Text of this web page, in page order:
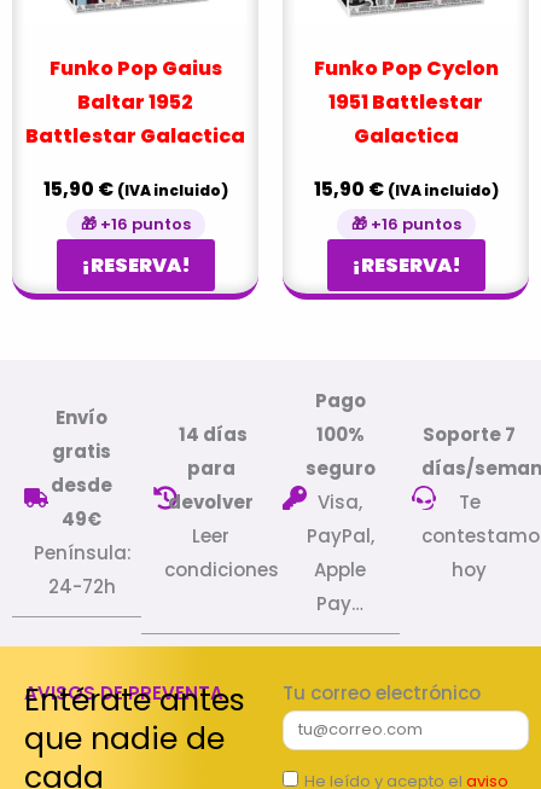
Funko Pop Gaius
Baltar 1952
Battlestar Galactica
15,90 € (IVA incluido)
🎁 +16 puntos
¡RESERVA!
Funko Pop Cyclon
1951 Battlestar
Galactica
15,90 € (IVA incluido)
🎁 +16 puntos
¡RESERVA!
Envío
gratis
desde
49€
Península:
24-72h
14 días
para
devolver
Leer
condiciones
Pago
100%
seguro
Visa,
PayPal,
Apple
Pay…
Soporte 7
días/
Te
hoy
AVISOS DE PREVENTA
Entérate antes
que nadie de
cada
Tu correo electrónico
He leído y acepto el aviso